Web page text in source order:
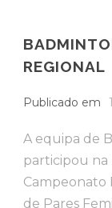
REGIONAL
Publicado em
A equipa de
participou na
Campeonato
de Pares